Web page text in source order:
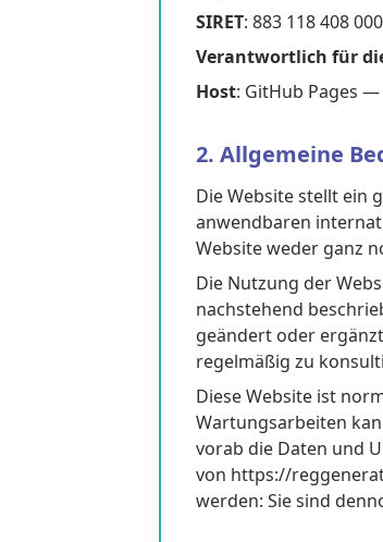
SIRET: 883 118 408
Verantwortlich für
Host: GitHub Pages —
2. Allgemeine
Die Website stellt ein
anwendbaren
Website weder ganz
Die Nutzung der
nachstehend
geändert oder
regelmäßig zu
Diese Website ist
Wartungsarbeiten
vorab die Daten und
von https://
werden: Sie sind